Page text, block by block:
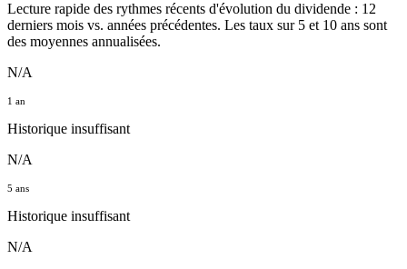
Lecture rapide des rythmes récents d'évolution du dividende : 12
derniers mois vs. années précédentes. Les taux sur 5 et 10 ans sont
des moyennes annualisées.
N/A
1 an
Historique insuffisant
N/A
5 ans
Historique insuffisant
N/A